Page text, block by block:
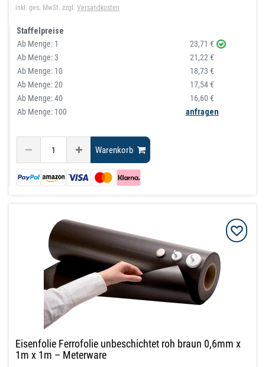
inkl. ges. MwSt. zzgl.Versandkosten
Staffelpreise
Ab Menge: 1
23,71 €
Ab Menge:3
21,22 €
Ab Menge: 10
18,73 €
Ab Menge:20
17,54 €
Ab Menge:40
16,60 €
Ab Menge: 100
anfragen
Warenkorb
Eisenfolie Ferrofolie unbeschichtet roh braun 0,6mm x
1m x 1m – Meterware